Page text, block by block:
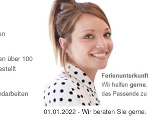
über 100
01.01.2022 - Wir beraten Sie gerne.